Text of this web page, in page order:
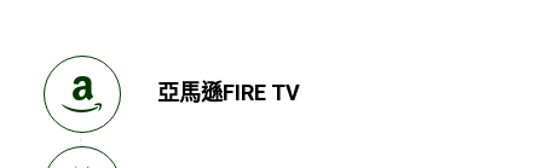
亞馬遜FIRE TV